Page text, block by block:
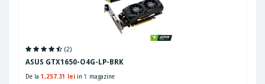
(2)
ASUS GTX1650-O4G-LP-BRK
De la 1,257.31 lei in 1 magazine